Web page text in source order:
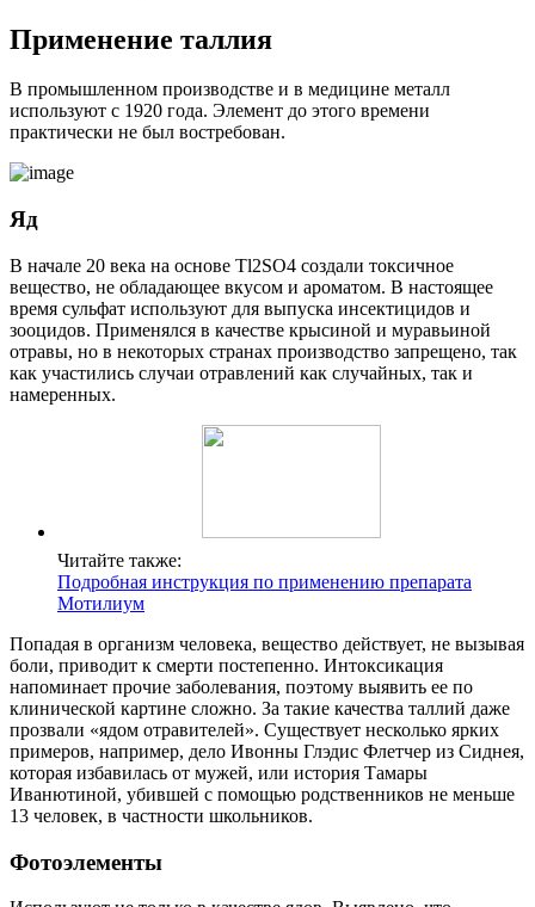
Применение таллия
В промышленном производстве и в медицине металл
используют с 1920 года. Элемент до этого времени
практически не был востребован.
Яд
В начале 20 века на основе Tl2SO4 создали токсичное
вещество, не обладающее вкусом и ароматом. В настоящее
время сульфат используют для выпуска инсектицидов и
зооцидов. Применялся в качестве крысиной и муравьиной
отравы, но в некоторых странах производство запрещено, так
как участились случаи отравлений как случайных, так и
намеренных.
Читайте также:
Подробная инструкция по применению препарата
Мотилиум
Попадая в организм человека, вещество действует, не вызывая
боли, приводит к смерти постепенно. Интоксикация
напоминает прочие заболевания, поэтому выявить ее по
клинической картине сложно. За такие качества таллий даже
прозвали «ядом отравителей». Существует несколько ярких
примеров, например, дело Ивонны Глэдис Флетчер из Сиднея,
которая избавилась от мужей, или история Тамары
Иванютиной, убившей с помощью родственников не меньше
13 человек, в частности школьников.
Фотоэлементы